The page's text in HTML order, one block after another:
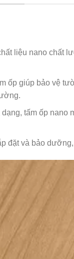
liệu nano chất
ốp giúp bảo vệ
tấm ốp nano
đặt và bảo